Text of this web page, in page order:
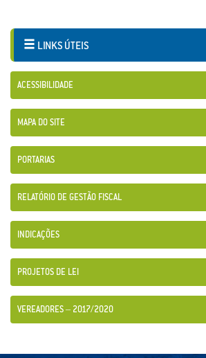
LINKS ÚTEIS
ACESSIBILIDADE
MAPA DO SITE
PORTARIAS
RELATÓRIO DE GESTÃO FISCAL
INDICAÇÕES
PROJETOS DE LEI
VEREADORES – 2017/2020